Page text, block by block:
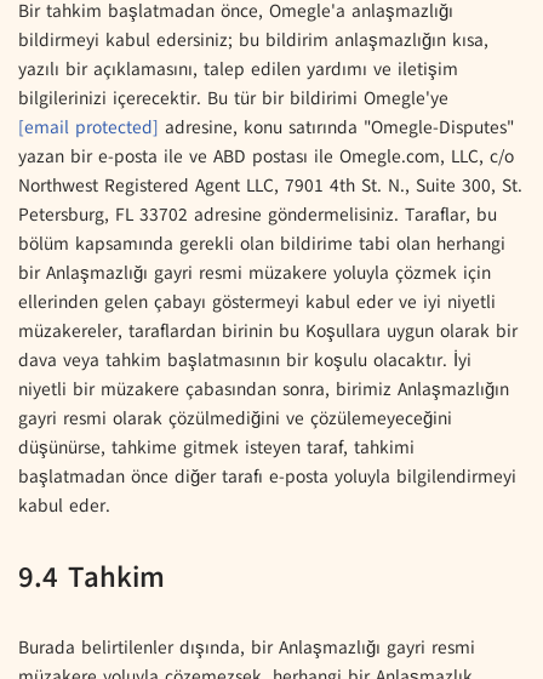
Bir tahkim başlatmadan önce, Omegle'a anlaşmazlığı
bildirmeyi kabul edersiniz; bu bildirim anlaşmazlığın kısa,
yazılı bir açıklamasını, talep edilen yardımı ve iletişim
bilgilerinizi içerecektir. Bu tür bir bildirimi Omegle'ye
[email protected] adresine, konu satırında "Omegle-Disputes"
yazan bir e-posta ile ve ABD postası ile Omegle.com, LLC, c/o
Northwest Registered Agent LLC, 7901 4th St. N., Suite 300, St.
Petersburg, FL 33702 adresine göndermelisiniz. Taraflar, bu
bölüm kapsamında gerekli olan bildirime tabi olan herhangi
bir Anlaşmazlığı gayri resmi müzakere yoluyla çözmek için
ellerinden gelen çabayı göstermeyi kabul eder ve iyi niyetli
müzakereler, taraflardan birinin bu Koşullara uygun olarak bir
dava veya tahkim başlatmasının bir koşulu olacaktır. İyi
niyetli bir müzakere çabasından sonra, birimiz Anlaşmazlığın
gayri resmi olarak çözülmediğini ve çözülemeyeceğini
düşünürse, tahkime gitmek isteyen taraf, tahkimi
başlatmadan önce diğer tarafı e-posta yoluyla bilgilendirmeyi
kabul eder.
9.4 Tahkim
Burada belirtilenler dışında, bir Anlaşmazlığı gayri resmi